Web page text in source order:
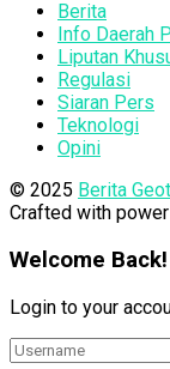
Berita
Info Daerah
Liputan
Regulasi
Siaran Pers
Teknologi
Opini
© 2025 Berita
Crafted with
Welcome Back!
Login to your